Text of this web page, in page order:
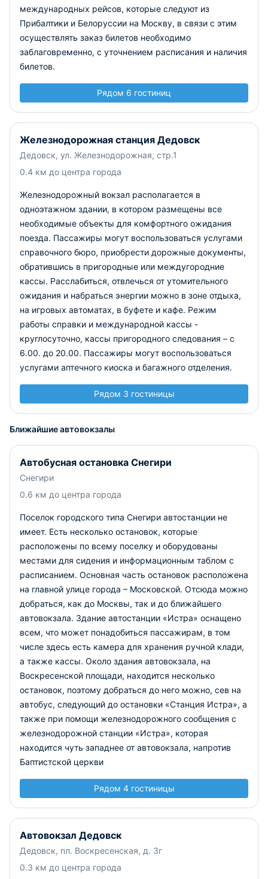
международных рейсов, которые следуют из
Прибалтики и Белоруссии на Москву, в связи с этим
осуществлять заказ билетов необходимо
заблаговременно, с уточнением расписания и наличия
билетов.
Рядом 6 гостиниц
Железнодорожная станция Дедовск
Дедовск, ул. Железнодорожная, стр.1
0.4 км до центра города
Железнодорожный вокзал располагается в
одноэтажном здании, в котором размещены все
необходимые объекты для комфортного ожидания
поезда. Пассажиры могут воспользоваться услугами
справочного бюро, приобрести дорожные документы,
обратившись в пригородные или междугородние
кассы. Расслабиться, отвлечься от утомительного
ожидания и набраться энергии можно в зоне отдыха,
на игровых автоматах, в буфете и кафе. Режим
работы справки и международной кассы -
круглосуточно, кассы пригородного следования – с
6.00. до 20.00. Пассажиры могут воспользоваться
услугами аптечного киоска и багажного отделения.
Рядом 3 гостиницы
Ближайшие автовокзалы
Автобусная остановка Снегири
Снегири
0.6 км до центра города
Поселок городского типа Снегири автостанции не
имеет. Есть несколько остановок, которые
расположены по всему поселку и оборудованы
местами для сидения и информационным таблом с
расписанием. Основная часть остановок расположена
на главной улице города – Московской. Отсюда можно
добраться, как до Москвы, так и до ближайшего
автовокзала. Здание автостанции «Истра» оснащено
всем, что может понадобиться пассажирам, в том
числе здесь есть камера для хранения ручной клади,
а также кассы. Около здания автовокзала, на
Воскресенской площади, находится несколько
остановок, поэтому добраться до него можно, сев на
автобус, следующий до остановки «Станция Истра», а
также при помощи железнодорожного сообщения с
железнодорожной станции «Истра», которая
находится чуть западнее от автовокзала, напротив
Баптистской церкви
Рядом 4 гостиницы
Автовокзал Дедовск
Дедовск, пл. Воскресенская, д. 3г
0.3 км до центра города